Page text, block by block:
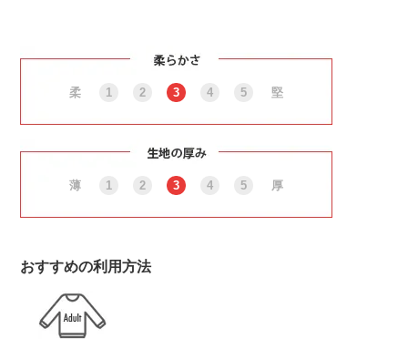
柔 1 2 3 4 5 堅
薄 1 2 3 4 5 厚
おすすめの利用方法